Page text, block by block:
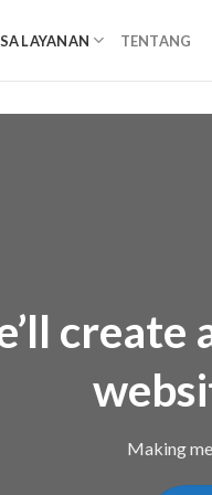
LAYANAN TENTANG
create
Making